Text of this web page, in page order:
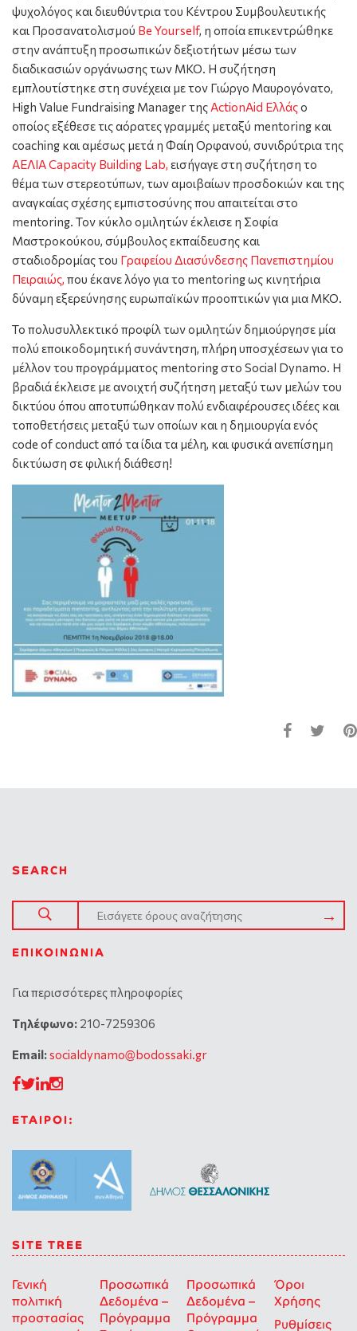
ψυχολόγος και διευθύντρια του Κέντρου Συμβουλευτικής
και Προσανατολισμού Be Yourself, η οποία επικεντρώθηκε
στην ανάπτυξη προσωπικών δεξιοτήτων μέσω των
διαδικασιών οργάνωσης των ΜΚΟ. Η συζήτηση
εμπλουτίστηκε στη συνέχεια με τον Γιώργο Μαυρογόνατο,
High Value Fundraising Manager της ActionAid Ελλάςο
οποίος εξέθεσε τις αόρατες γραμμές μεταξύ mentoring και
coaching και αμέσως μετά η Φαίη Ορφανού, συνιδρύτρια της
ΑΕΛΙΑ Capacity Building Lab, εισήγαγε στη συζήτηση το
θέμα των στερεοτύπων, των αμοιβαίων προσδοκιών και της
αναγκαίας σχέσης εμπιστοσύνης που απαιτείται στο
mentoring. Τον κύκλο ομιλητών έκλεισε η Σοφία
Μαστροκούκου, σύμβουλος εκπαίδευσης και
σταδιοδρομίας του Γραφείου Διασύνδεσης Πανεπιστημίου
Πειραιώς, που έκανε λόγο για το mentoring ως κινητήρια
δύναμη εξερεύνησης ευρωπαϊκών προοπτικών για μια ΜΚΟ.
Το πολυσυλλεκτικό προφίλ των ομιλητών δημιούργησε μία
πολύ εποικοδομητική συνάντηση, πλήρη υποσχέσεων για το
μέλλον του προγράμματος mentoring στο Social Dynamo. Η
βραδιά έκλεισε με ανοιχτή συζήτηση μεταξύ των μελών του
δικτύου όπου αποτυπώθηκαν πολύ ενδιαφέρουσες ιδέες και
τοποθετήσεις μεταξύ των οποίων και η δημιουργία ενός
code of conduct από τα ίδια τα μέλη, και φυσικά ανεπίσημη
δικτύωση σε φιλική διάθεση!
SEARCH
ΕΠΙΚΟΙΝΩΝΊΑ
Για περισσότερες πληροφορίες
Tηλέφωνο: 210-7259306
Email:socialdynamo@bodossaki.gr
ΕΤΑΙΡΟΙ:
SITE TREE
Γενική
πολιτική
προστασίας
Προσωπικά
Δεδομένα –
Πρόγραμμα
Προσωπικά
Δεδομένα –
Πρόγραμμα
Όροι
Χρήσης
Ρυθμίσεις